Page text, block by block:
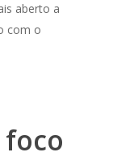
aberto a
com o